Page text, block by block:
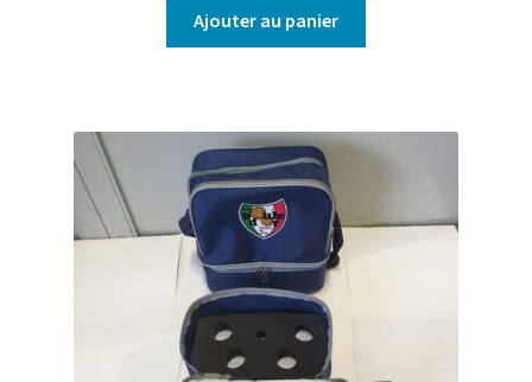
Ajouter au panier